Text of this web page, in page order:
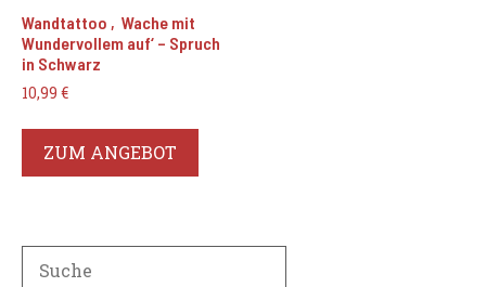
Wandtattoo ‚Wache mit
Wundervollem auf‘ – Spruch
in Schwarz
10,99 €
ZUM ANGEBOT